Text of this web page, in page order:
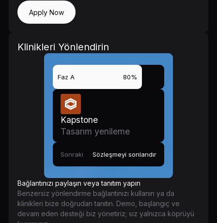
Apply Now
Klinikleri Yönlendirin
Faz A 80%
Kapstone
Tasarım yenileme
Sonraki Sözleşmeyi sonlandır
Bağlantınızı paylaşın veya tanıtım yapın
Benzersiz yönlendirme bağlantınızı kullanın ya da
klinikleri bize doğrudan tanıtın. Demo, başlangıç ve
devam eden desteği biz yönetiriz; siz yalnızca köprüyü